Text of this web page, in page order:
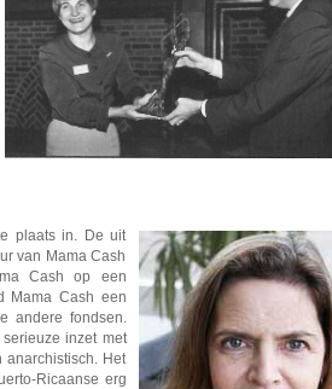
plaats in. De uit
van Mama Cash
Cash op een
Mama Cash een
andere fondsen.
serieuze inzet met
anarchistisch. Het
Ricaanse erg